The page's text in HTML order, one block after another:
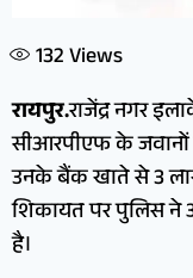
132Views
रायपुर.राजेंद्र नगर
सीआरपीएफ के
उनके बैंक खाते से 3
शिकायत पर पुलिस ने
है।